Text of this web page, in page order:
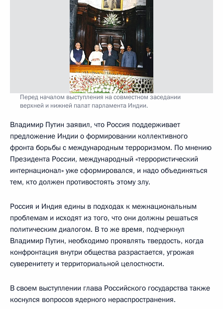
Перед началом выступления на совместном заседании
верхней и нижней палат парламента Индии.
Владимир Путин заявил, что Россия поддерживает
предложение Индии о формировании коллективного
фронта борьбы с международным терроризмом. По мнению
Президента России, международный «террористический
интернационал» уже сформировался, и надо объединяться
тем, кто должен противостоять этому злу.
Россия и Индия едины в подходах к межнациональным
проблемам и исходят из того, что они должны решаться
политическим диалогом. В то же время, подчеркнул
Владимир Путин, необходимо проявлять твердость, когда
конфронтация внутри общества разрастается, угрожая
суверенитету и территориальной целостности.
В своем выступлении глава Российского государства также
коснулся вопросов ядерного нераспространения.